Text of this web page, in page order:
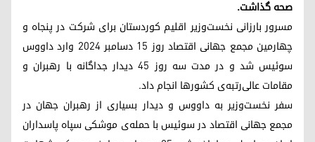
صحه گذاشت.
مسرور بارزانی نخست‌وزیر اقلیم کوردستان برای شرکت در پنجاه و
چهارمین مجمع جهانی اقتصاد روز ۱۵ دسامبر ۲۰۲۴ وارد داووس
سوئیس شد و در مدت سه روز ۴۵ دیدار جداگانه با رهبران و
مقامات عالی‌رتبه‌ی کشورها انجام داد.
سفر نخست‌وزیر به داووس و دیدار بسیاری از رهبران جهان در
مجمع جهانی اقتصاد در سوئیس با حمله‌ی موشکی سپاه پاسداران